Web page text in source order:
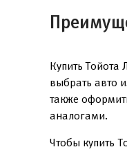
Купить Тойота
выбрать авто
также
аналогами.
Чтобы купить